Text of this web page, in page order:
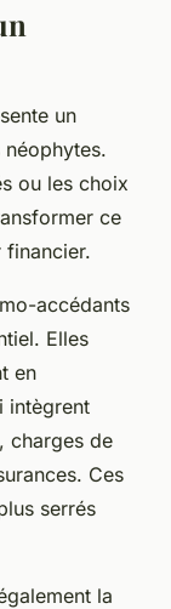
un
ou les choix
ce
financier.
accédants
Elles
en
intègrent
charges de
Ces
serrés
la